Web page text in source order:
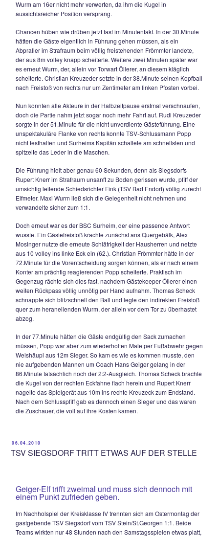
berührte dummerweise 2m vor der Linie noch das Leder
entschied der souverän leitende Schiedsrichter Peter
konsequenterweise auf Abseits, das Tor hätte sonst
diesem kleinen Aufreger war es aber in Durchgang eins ein
Kick auf beiden Seiten.
In der 54.Minute verhinderte erneut Stephan Popp den
Führungstreffer der Gäste, als er geschickt an der
Gegenzug dann fast das 1:0. Jovan Cosic tankte sich
durch, seine Hereingabe fand zunächst keinen Abnehmer,
Wittmann schnappte sich aber fast an der Grundlinie den
passte überlegt zurück auf Jakob Schick, dessen
jedoch unglücklich hängenblieb.
In der 69. Und 70.Minute hätte Siegsdorfs Flügelflitzer
einer Doppelchance zum Matchwinner avancieren können,
scheiterte binnen 60 Sekunden zweimal völlig freistehend
„Not gegen Elend“ war dies noch die größte Tormöglichkeit,
Schlusspfiff tat sich nämlich rein gar nichts mehr.
Die Geiger – Elf muss nun dringend zusehen, dass man
Punkte sammelt, um nicht doch noch in den Abstiegsstrudel
gelangen. Die Personalplanungen für die kommende
Trainerstab betrifft, stehen indes schon fest. Hans Geiger als
Cheftrainer der Ersten Mannschaft, Thomas Waldherr als
Markus Germann als Spielertrainer der Zweiten
13.04.2010
PUNKTETEILUNG IM VERFOLGERDUELL
Die Geiger – Elf bleibt zwar in der Rückrunde weiterhin
Karsamstag zwar kein spielerischer Glanz auf beiden
Partie wog dennoch hin und her und lebte von Kampf und
Aufgrund der zahlreichen hochkarätigen Chancen hätte es
auch 5:5 ausgehen können.